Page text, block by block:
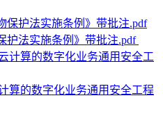
护法实施条例》带批注.pdf
算的数字化业务通用安全工程